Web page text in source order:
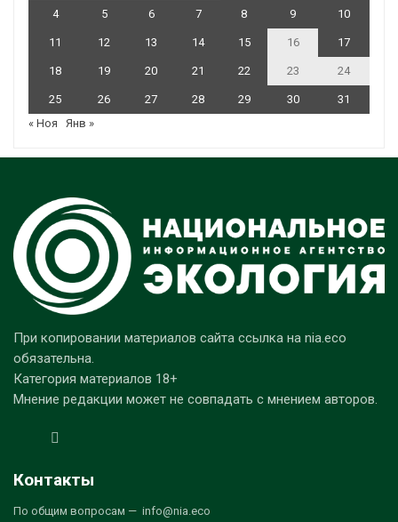
4 5 6 7 8 9 10
11 12 13 14 15 16 17
18 19 20 21 22 23 24
25 26 27 28 29 30
31
« Ноя
Янв »
При копировании материалов сайта ссылка на nia.eco
обязательна.
Категория материалов 18+
Мнение редакции может не совпадать с мнением авторов.
Контакты
По общим вопросам — info@nia.eco